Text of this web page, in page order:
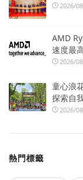
2026/
AMD
速度最
2026/
童心浪
探索自
2026/
熱門標籤